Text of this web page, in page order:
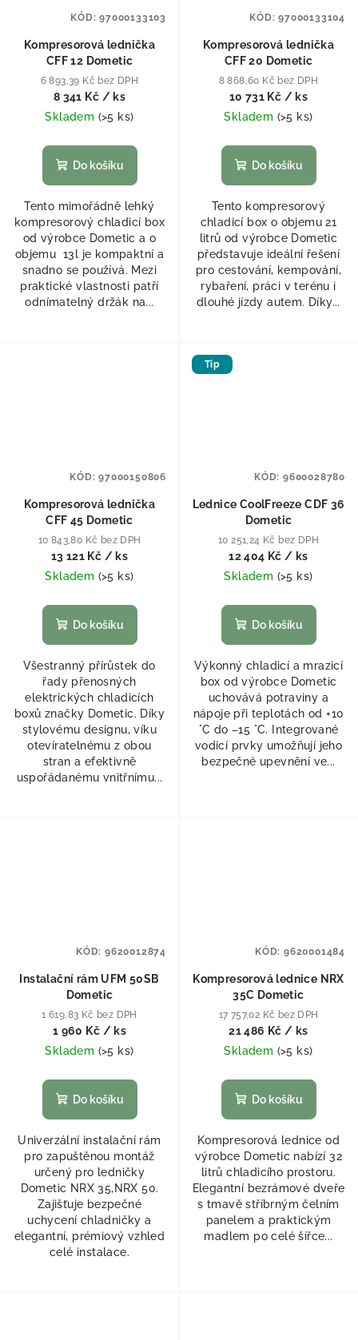
Kompresorová lednička
CFF 12 Dometic
6 893,39 Kč bez DPH
8 341 Kč / ks
Skladem (>5 ks)
Do košíku
Tento mimořádně lehký
kompresorový chladicí box
od výrobce Dometic a o
objemu 13l je kompaktní a
snadno se používá. Mezi
praktické vlastnosti patří
odnímatelný držák na...
KÓD:97000133103
Kompresorová lednička
CFF 20 Dometic
8 868,60 Kč bez DPH
10 731 Kč / ks
Skladem (>5 ks)
Do košíku
Tento kompresorový
chladicí box o objemu 21
litrů od výrobce Dometic
představuje ideální řešení
pro cestování, kempování,
rybaření, práci v terénu i
dlouhé jízdy autem. Díky...
KÓD:97000133104
Kompresorová lednička
CFF 45 Dometic
10 843,80 Kč bez DPH
13 121 Kč / ks
Skladem (>5 ks)
Do košíku
Všestranný přírůstek do
řady přenosných
elektrických chladicích
boxů značky Dometic. Díky
stylovému designu, víku
otevíratelnému z obou
stran a efektivně
uspořádanému vnitřnímu...
KÓD:97000150806
Tip
Lednice CoolFreeze CDF 36
Dometic
10 251,24 Kč bez DPH
12 404 Kč / ks
Skladem (>5 ks)
Do košíku
Výkonný chladicí a mrazicí
box od výrobce Dometic
uchovává potraviny a
nápoje při teplotách od +10
°C do –15 °C. Integrované
vodicí prvky umožňují jeho
bezpečné upevnění ve...
KÓD: 9600028780
Instalační rám UFM 50SB
Dometic
1 619,83 Kč bez DPH
1 960 Kč / ks
Skladem (>5 ks)
Do košíku
Univerzální instalační rám
pro zapuštěnou montáž
určený pro ledničky
Dometic NRX 35,NRX 50.
Zajišťuje bezpečné
uchycení chladničky a
elegantní, prémiový vzhled
celé instalace.
KÓD: 9620012874
Kompresorová lednice NRX
35C Dometic
17 757,02 Kč bez DPH
21 486 Kč / ks
Skladem (>5 ks)
Do košíku
Kompresorová lednice od
výrobce Dometic nabízí 32
litrů chladicího prostoru.
Elegantní bezrámové dveře
s tmavě stříbrným čelním
panelem a praktickým
madlem po celé šířce...
KÓD: 9620001484